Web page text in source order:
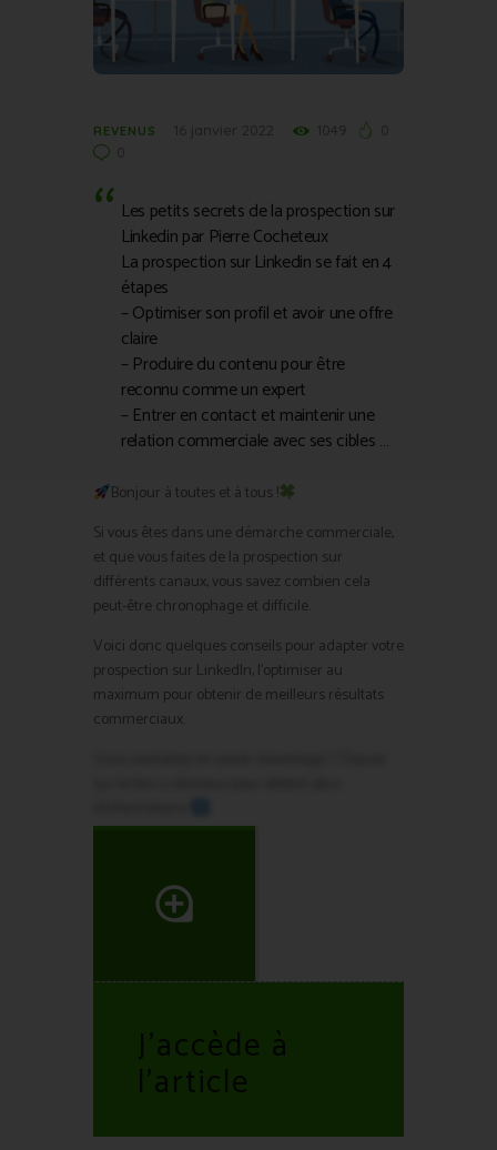
REVENUS
Les petits secrets de la prospection sur
Linkedin par Pierre Cocheteux
La prospection sur Linkedin se fait en 4
étapes
– Optimiser son profil et avoir une offre
claire
– Produire du contenu pour être
reconnu comme un expert
– Entrer en contact et maintenir une
relation commerciale avec ses cibles …
Bonjour à toutes et à tous !
Si vous êtes dans une démarche commerciale,
et que vous faites de la prospection sur
différents canaux, vous savez combien cela
peut-être chronophage et difficile.
Voici donc quelques conseils pour adapter votre
prospection sur LinkedIn, l’optimiser au
maximum pour obtenir de meilleurs résultats
commerciaux.
J'accède à
l'article